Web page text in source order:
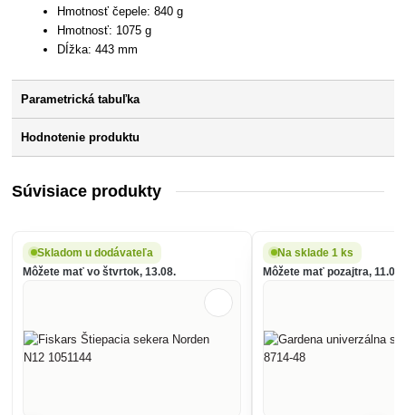
Hmotnosť čepele: 840 g
Hmotnosť: 1075 g
DÍžka: 443 mm
Parametrická tabuľka
Hodnotenie produktu
Súvisiace produkty
Skladom u dodávateľa
Môžete mať vo štvrtok, 13.08.
Na sklade 1 ks
Môžete mať pozajtra, 11.08.